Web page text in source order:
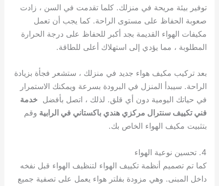
توفير بيئة مريحة في منزلك. كلما تقدمت في السن ، زادت
صعوبة الحفاظ على مستوى الراحة. كما يجب أن تعمل
مكيفات الهواء القديمة بجد أكبر للحفاظ على درجة الحرارة
المطلوبة ، مما يؤدي إلى استهلاك أعلى للطاقة.
بعد تركيب مكيف هواء جديد في منزلك ، ستشعر فجأة بزيادة
الراحة. سيبدأ المنزل في البرودة بسرعة ويمكنك الاستمرار
في حياتك اليومية دون أي قلق. لذلك ، اتصل بأفضلخدمة
فني تكييف سنترال مركزي هندي باكستاني في الرابية وقم
بتثبيت مكيف الهواء الخاص بك.
4. تحسين نوعية الهواء
كما تم تصميم أنظمة تكييف الهواء لتنظيف الهواء قبل نفخه
داخل المبنى. وهي مزودة بفلتر هواء يعمل على تصفية جميع